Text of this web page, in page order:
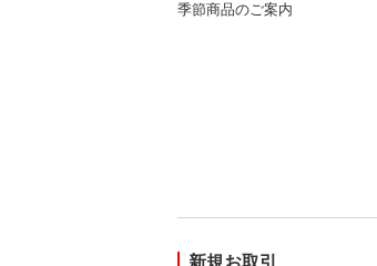
季節商品のご案内
新規お取引